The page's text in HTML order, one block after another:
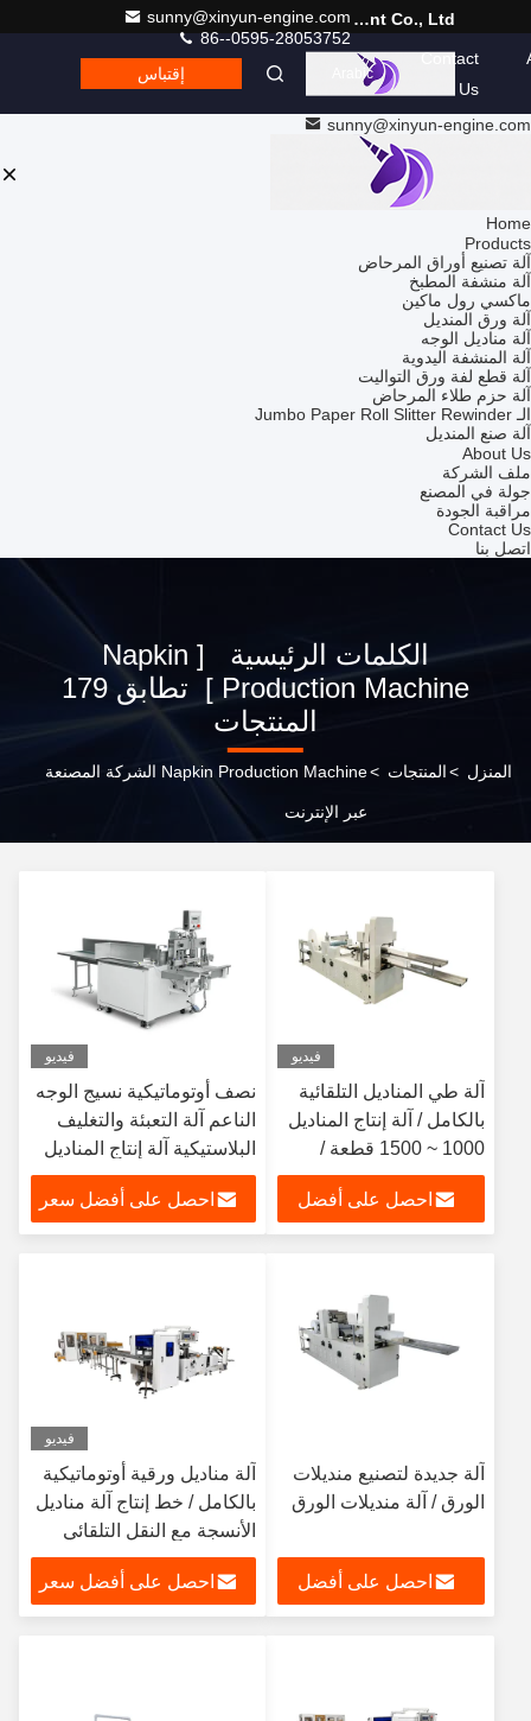
Fujian Xinyun Machinery Development Co., Ltd.
sunny@xinyun-engine.com
86--0595-28053752
Contact
Us
Arabic إقتباس
sunny@xinyun-engine.com
Home
Products
آلة تصنيع أوراق المرحاض
آلة منشفة المطبخ
ماكسي رول ماكين
آلة ورق المنديل
آلة مناديل الوجه
آلة المنشفة اليدوية
آلة قطع لفة ورق التواليت
آلة حزم طلاء المرحاض
الـ Jumbo Paper Roll Slitter Rewinder
آلة صنع المنديل
About Us
ملف الشركة
جولة في المصنع
مراقبة الجودة
Contact Us
اتصل بنا
الكلمات الرئيسية [ Napkin
Production Machine ] تطابق 179
المنتجات
المنزل >المنتجات > Napkin Production Machine الشركة المصنعة
عبر الإنترنت
فيديو
آلة طي المناديل التلقائية
بالكامل / آلة إنتاج المناديل
1000 ~ 1500 قطعة /
دقيقة
احصل على أفضل
فيديو
نصف أوتوماتيكية نسيج الوجه
الناعم آلة التعبئة والتغليف
البلاستيكية آلة إنتاج المناديل
احصل على أفضل سعر
آلة جديدة لتصنيع منديلات
الورق / آلة منديلات الورق
احصل على أفضل
فيديو
آلة مناديل ورقية أوتوماتيكية
بالكامل / خط إنتاج آلة مناديل
الأنسجة مع النقل التلقائي
احصل على أفضل سعر